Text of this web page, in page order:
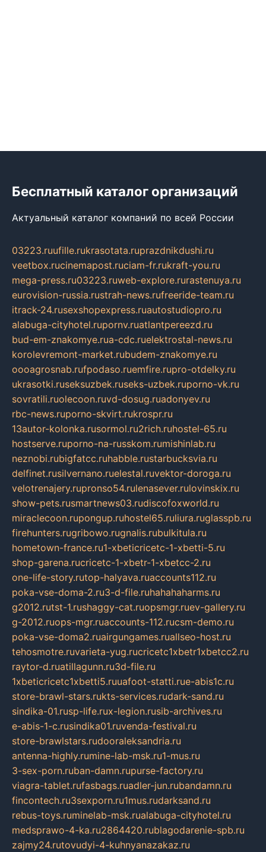
Бесплатный каталог организаций
Актуальный каталог компаний по всей России
03223.ruufille.rukrasotata.ruprazdnikdushi.ru
veetbox.rucinemapost.ruciam-fr.rukraft-you.ru
mega-press.ru03223.ruweb-explore.rurastenuya.ru
eurovision-russia.rustrah-news.rufreeride-team.ru
itrack-24.rusexshopexpress.ruautostudiopro.ru
alabuga-cityhotel.rupornv.ruatlantpereezd.ru
bud-em-znakomye.rua-cdc.ruelektrostal-news.ru
korolevremont-market.rubudem-znakomye.ru
oooagrosnab.rufpodaso.ruemfire.rupro-otdelky.ru
ukrasotki.ruseksuzbek.ruseks-uzbek.ruporno-vk.ru
sovratili.ruolecoon.ruvd-dosug.ruadonyev.ru
rbc-news.ruporno-skvirt.rukrospr.ru
13autor-kolonka.rusormol.ru2rich.ruhostel-65.ru
hostserve.ruporno-na-russkom.rumishinlab.ru
neznobi.rubigfatcc.ruhabble.rustarbucksvia.ru
delfinet.rusilvernano.ruelestal.ruvektor-doroga.ru
velotrenajery.rupronso54.rulenasever.rulovinskix.ru
show-pets.rusmartnews03.rudiscofoxworld.ru
miraclecoon.rupongup.ruhostel65.ruliura.ruglasspb.ru
firehunters.rugribowo.rugnalis.rubulkitula.ru
hometown-france.ru1-xbeticricetc-1-xbetti-5.ru
shop-garena.rucricetc-1-xbetr-1-xbetcc-2.ru
one-life-story.rutop-halyava.ruaccounts112.ru
poka-vse-doma-2.ru3-d-file.ruhahahaharms.ru
g2012.rutst-1.rushaggy-cat.ruopsmgr.ruev-gallery.ru
g-2012.ruops-mgr.ruaccounts-112.rucsm-demo.ru
poka-vse-doma2.ruairgungames.ruallseo-host.ru
tehosmotre.ruvarieta-yug.rucricetc1xbetr1xbetcc2.ru
raytor-d.ruatillagunn.ru3d-file.ru
1xbeticricetc1xbetti5.ruuafoot-statti.rue-abis1c.ru
store-brawl-stars.rukts-services.rudark-sand.ru
sindika-01.rusp-life.rux-legion.rusib-archives.ru
e-abis-1-c.rusindika01.ruvenda-festival.ru
store-brawlstars.rudooraleksandria.ru
antenna-highly.rumine-lab-msk.ru1-mus.ru
3-sex-porn.ruban-damn.rupurse-factory.ru
viagra-tablet.rufasbags.ruadler-jun.rubandamn.ru
fincontech.ru3sexporn.ru1mus.rudarksand.ru
rebus-toys.ruminelab-msk.rualabuga-cityhotel.ru
medsprawo-4-ka.ru2864420.rublagodarenie-spb.ru
zajmy24.rutovudyi-4-kuhnyanazakaz.ru